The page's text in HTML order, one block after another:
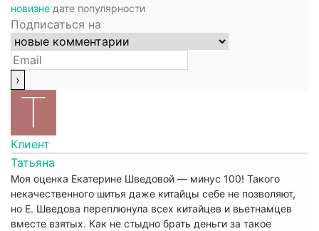
новизне дате популярности
Подписаться на
Клиент
Татьяна
Моя оценка Екатерине Шведовой — минус 100! Такого
некачественного шитья даже китайцы себе не позволяют,
но Е. Шведова переплюнула всех китайцев и вьетнамцев
вместе взятых. Как не стыдно брать деньги за такое